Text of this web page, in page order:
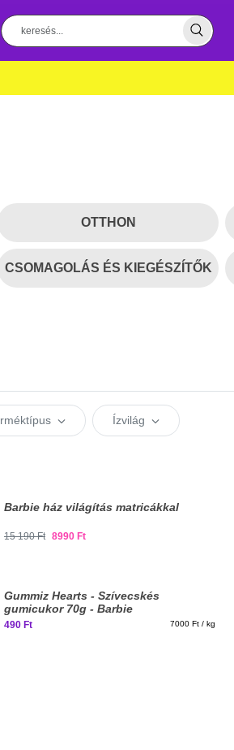
OTTHON
CSOMAGOLÁS ÉS KIEGÉSZÍTŐK
Ízvilág
Barbie ház világítás matricákkal
15 190 Ft 8990 Ft
Gummiz Hearts - Szívecskés
gumicukor 70g - Barbie
490 Ft 7000 Ft / kg